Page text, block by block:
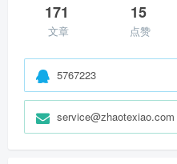
171
文章
15
点赞
5767223
service@zhaotexiao.com